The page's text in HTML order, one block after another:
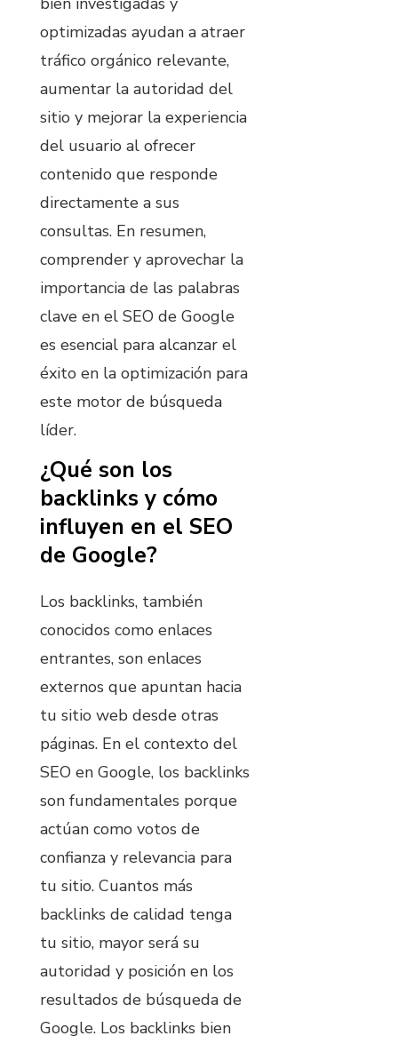
optimizadas ayudan a atraer
tráfico orgánico relevante,
aumentar la autoridad del
sitio y mejorar la experiencia
del usuario al ofrecer
contenido que responde
directamente a sus
consultas. En resumen,
comprender y aprovechar la
importancia de las palabras
clave en el SEO de Google
es esencial para alcanzar el
éxito en la optimización para
este motor de búsqueda
líder.
¿Qué son los
backlinks y cómo
influyen en el SEO
de Google?
Los backlinks, también
conocidos como enlaces
entrantes, son enlaces
externos que apuntan hacia
tu sitio web desde otras
páginas. En el contexto del
SEO en Google, los backlinks
son fundamentales porque
actúan como votos de
confianza y relevancia para
tu sitio. Cuantos más
backlinks de calidad tenga
tu sitio, mayor será su
autoridad y posición en los
resultados de búsqueda de
Google. Los backlinks bien